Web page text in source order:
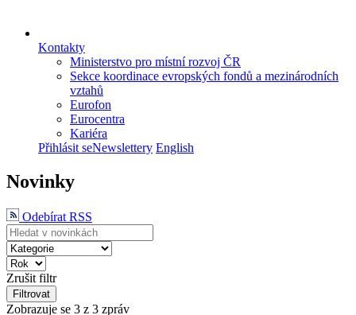
Kontakty
Ministerstvo pro místní rozvoj ČR
Sekce koordinace evropských fondů a mezinárodních
vztahů
Eurofon
Eurocentra
Kariéra
Přihlásit seNewslettery English
Novinky
Odebírat RSS
Zrušit filtr
Filtrovat
Zobrazuje se 3 z 3 zpráv